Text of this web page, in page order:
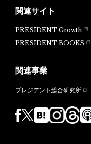
関連サイト
PRESIDENT Growth
PRESIDENT BOOKS
関連事業
プレジデント総合研究所